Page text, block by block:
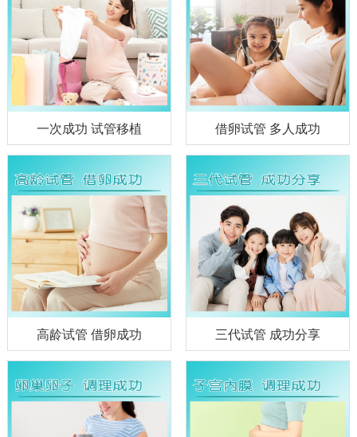
一次成功 试管移植 借卵试管 多人成功
高龄试管 借卵成功 三代试管 成功分享